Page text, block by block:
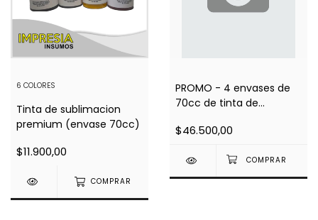
6 COLORES
Tinta de sublimacion
premium (envase 70cc)
$11.900,00
COMPRAR
PROMO - 4 envases de
70cc de tinta de
$46.500,00